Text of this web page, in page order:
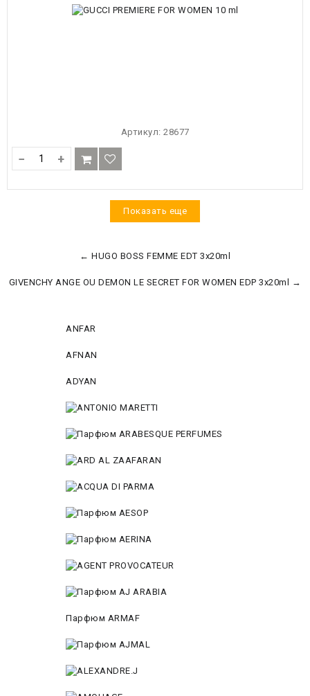
Артикул: 28677
− +
Показать еще
← HUGO BOSS FEMME EDT 3x20ml
GIVENCHY ANGE OU DEMON LE SECRET FOR WOMEN EDP 3x20ml →
ANFAR
AFNAN
ADYAN
Парфюм ARMAF